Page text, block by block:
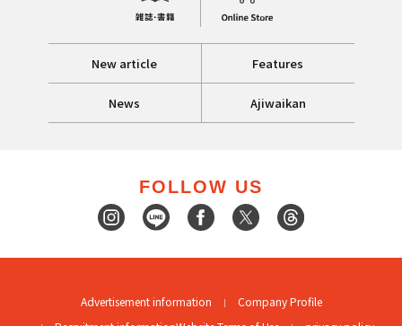
New article Features
News Ajiwaikan
FOLLOW US
Advertisement information
Company Profile